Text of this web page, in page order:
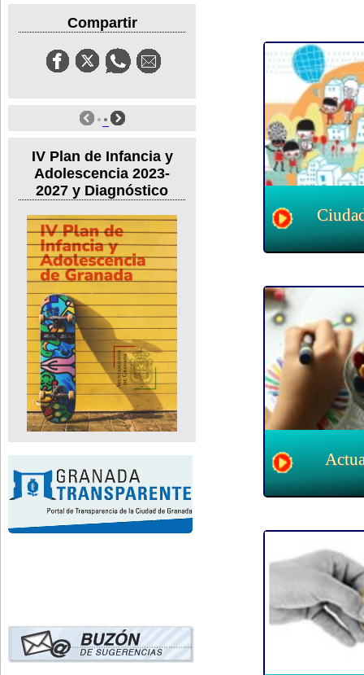
Compartir
IV Plan de Infancia y
Adolescencia 2023-
2027 y Diagnóstico